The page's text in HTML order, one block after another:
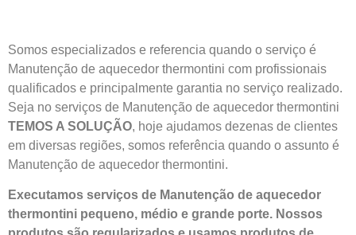
Somos especializados e referencia quando o serviço é
Manutenção de aquecedor thermontini com profissionais
qualificados e principalmente garantia no serviço realizado.
Seja no serviços de Manutenção de aquecedor thermontini
TEMOS A SOLUÇÃO, hoje ajudamos dezenas de clientes
em diversas regiões, somos referência quando o assunto é
Manutenção de aquecedor thermontini.
Executamos serviços de Manutenção de aquecedor
thermontini pequeno, médio e grande porte. Nossos